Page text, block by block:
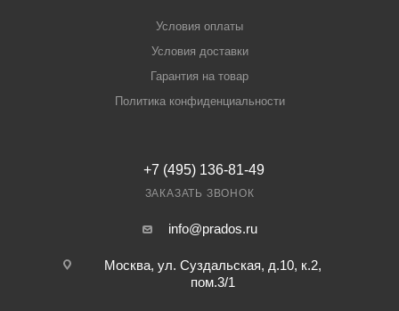
Условия оплаты
Условия доставки
Гарантия на товар
Политика конфиденциальности
+7 (495) 136-81-49
ЗАКАЗАТЬ ЗВОНОК
info@prados.ru
Москва, ул. Суздальская, д.10, к.2,
пом.3/1